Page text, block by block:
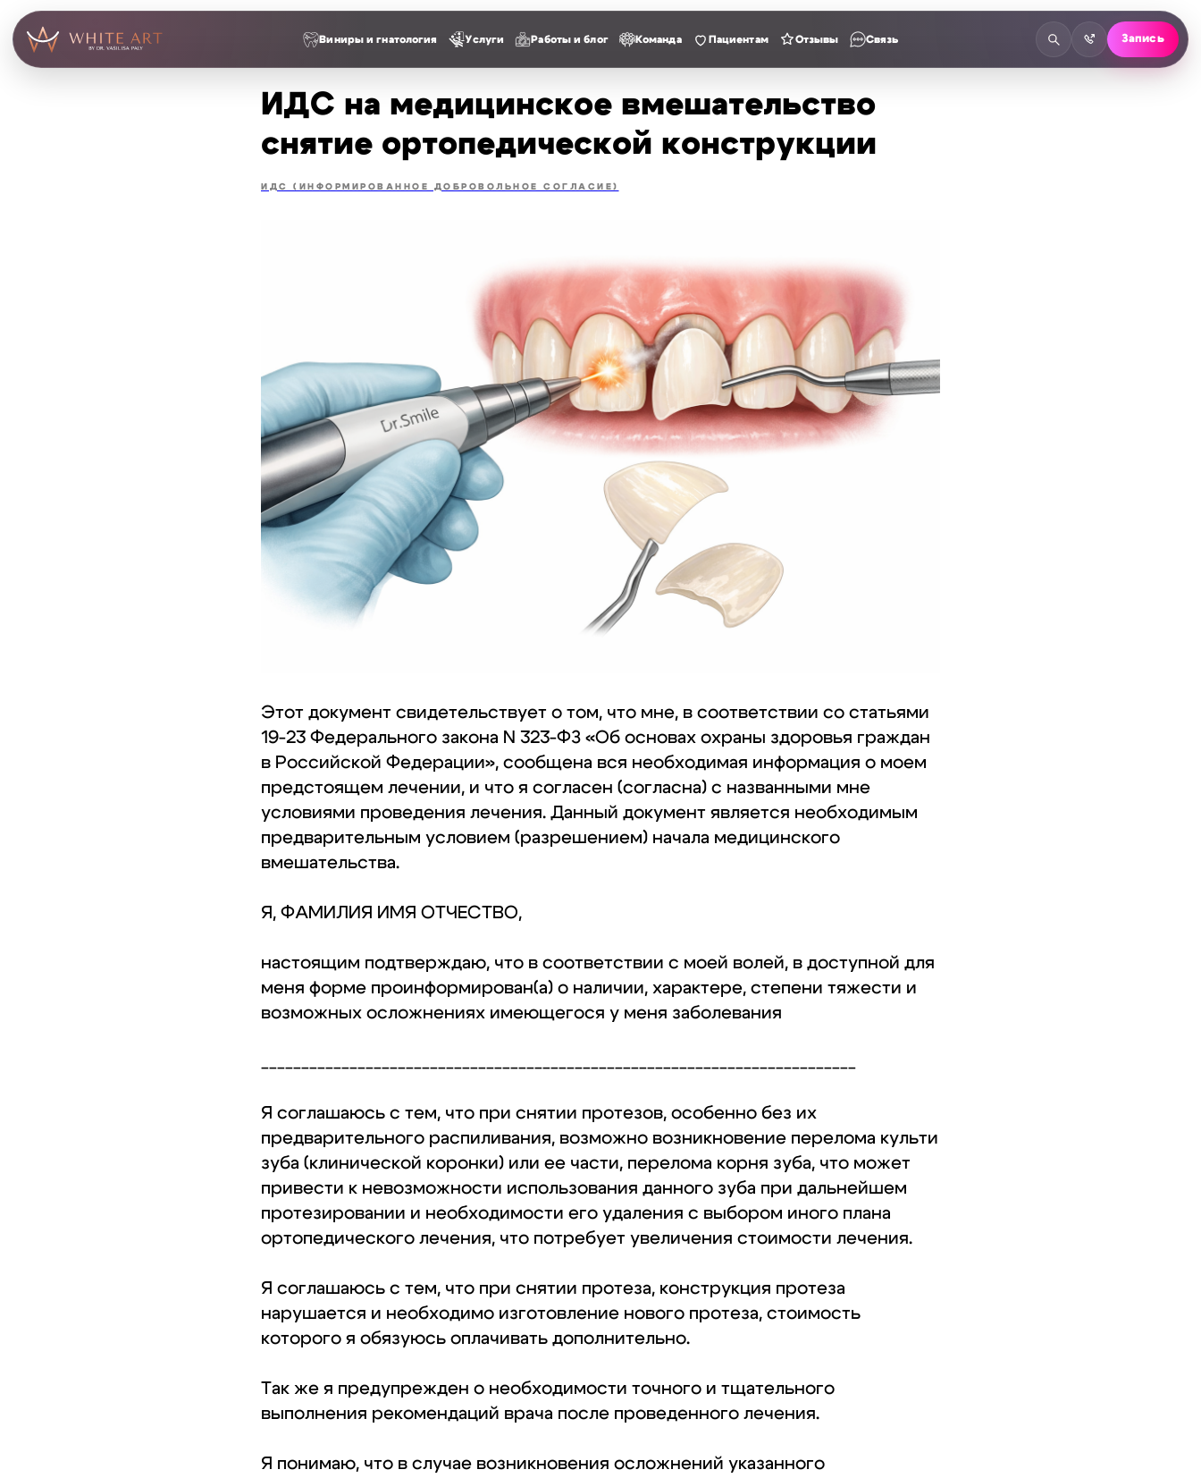
Виниры и гнатология Услуги Работы и блог Команда Пациентам Отзывы Связь Запись
ИДС на медицинское вмешательство
снятие ортопедической конструкции
ИДС (ИНФОРМИРОВАННОЕ ДОБРОВОЛЬНОЕ СОГЛАСИЕ)
Этот документ свидетельствует о том, что мне, в соответствии со статьями
19-23 Федерального закона N 323-ФЗ «Об основах охраны здоровья граждан
в Российской Федерации», сообщена вся необходимая информация о моем
предстоящем лечении, и что я согласен (согласна) с названными мне
условиями проведения лечения. Данный документ является необходимым
предварительным условием (разрешением) начала медицинского
вмешательства.
Я, ФАМИЛИЯ ИМЯ ОТЧЕСТВО,
настоящим подтверждаю, что в соответствии с моей волей, в доступной для
меня форме проинформирован(а) о наличии, характере, степени тяжести и
возможных осложнениях имеющегося у меня заболевания
__________________________________________________________________________
Я соглашаюсь с тем, что при снятии протезов, особенно без их
предварительного распиливания, возможно возникновение перелома культи
зуба (клинической коронки) или ее части, перелома корня зуба, что может
привести к невозможности использования данного зуба при дальнейшем
протезировании и необходимости его удаления с выбором иного плана
ортопедического лечения, что потребует увеличения стоимости лечения.
Я соглашаюсь с тем, что при снятии протеза, конструкция протеза
нарушается и необходимо изготовление нового протеза, стоимость
которого я обязуюсь оплачивать дополнительно.
Так же я предупрежден о необходимости точного и тщательного
выполнения рекомендаций врача после проведенного лечения.
Я понимаю, что в случае возникновения осложнений указанного